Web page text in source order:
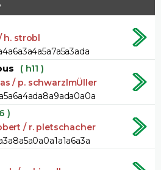
h. strobl
( h11 )
/ p. schwarzlmÜller
)
/ r. pletschacher